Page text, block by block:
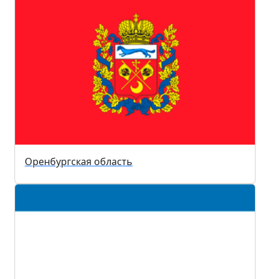
Оренбургская область